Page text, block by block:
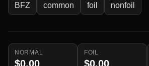
BFZ common foil nonfoil
NORMAL
$0.00
FOIL
$0.00